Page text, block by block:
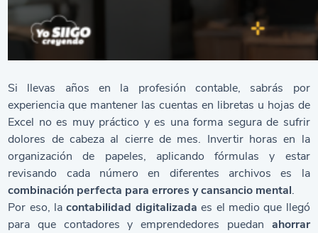
Si llevas años en la profesión contable, sabrás por
experiencia que mantener las cuentas en libretas u hojas de
Excel no es muy práctico y es una forma segura de sufrir
dolores de cabeza al cierre de mes. Invertir horas en la
organización de papeles, aplicando fórmulas y estar
revisando cada número en diferentes archivos es la
combinación perfecta para errores y cansancio mental.
Por eso, lacontabilidad digitalizada es el medio que llegó
para que contadores y emprendedores puedan ahorrar